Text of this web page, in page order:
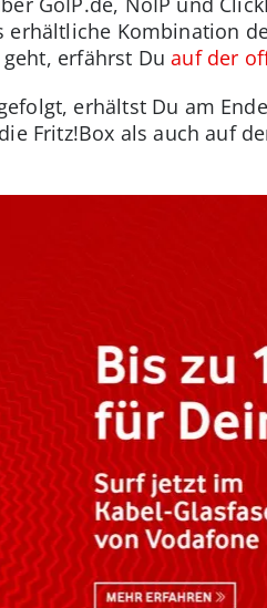
Kombination
geht, erfährst Duauf der
erhältst Du am
Fritz!Box als auch auf